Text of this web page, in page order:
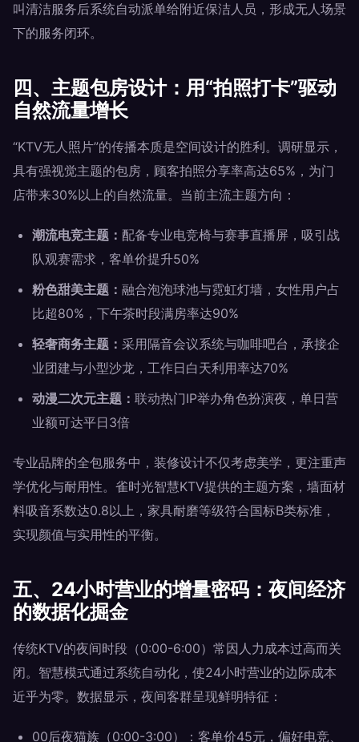
叫清洁服务后系统自动派单给附近保洁人员，形成无人场景
下的服务闭环。
四、主题包房设计：用“拍照打卡”驱动
自然流量增长
“KTV无人照片”的传播本质是空间设计的胜利。调研显示，
具有强视觉主题的包房，顾客拍照分享率高达65%，为门
店带来30%以上的自然流量。当前主流主题方向：
潮流电竞主题： 配备专业电竞椅与赛事直播屏，吸引战
队观赛需求，客单价提升50%
粉色甜美主题： 融合泡泡球池与霓虹灯墙，女性用户占
比超80%，下午茶时段满房率达90%
轻奢商务主题： 采用隔音会议系统与咖啡吧台，承接企
业团建与小型沙龙，工作日白天利用率达70%
动漫二次元主题： 联动热门IP举办角色扮演夜，单日营
业额可达平日3倍
专业品牌的全包服务中，装修设计不仅考虑美学，更注重声
学优化与耐用性。雀时光智慧KTV提供的主题方案，墙面材
料吸音系数达0.8以上，家具耐磨等级符合国标B类标准，
实现颜值与实用性的平衡。
五、24小时营业的增量密码：夜间经济
的数据化掘金
传统KTV的夜间时段（0:00-6:00）常因人力成本过高而关
闭。智慧模式通过系统自动化，使24小时营业的边际成本
近乎为零。数据显示，夜间客群呈现鲜明特征：
00后夜猫族（0:00-3:00）：客单价45元，偏好电竞、